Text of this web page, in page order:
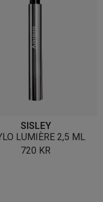
SISLEY
LUMIÈRE 2,5 ML
720 KR